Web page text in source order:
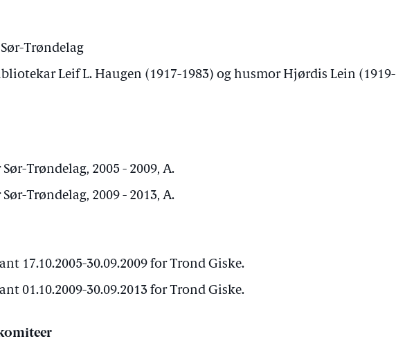
Trøndelag
Leif L. Haugen (1917-1983) og husmor Hjørdis Lein (1919-
Trøndelag, 2005 - 2009, A.
Trøndelag, 2009 - 2013, A.
17.10.2005-30.09.2009 for Trond Giske.
01.10.2009-30.09.2013 for Trond Giske.